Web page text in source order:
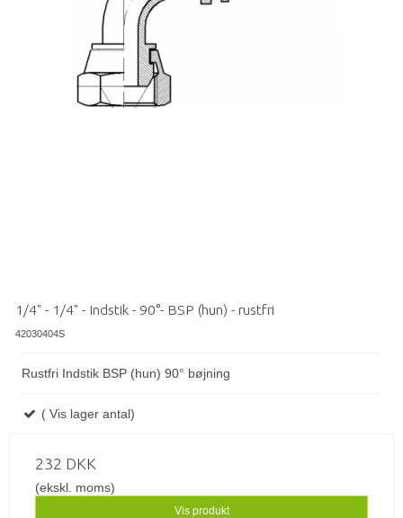
1/4" - 1/4" - Indstik - 90°- BSP (hun) - rustfri
42030404S
Rustfri Indstik BSP (hun) 90° bøjning
( Vis lager antal)
232 DKK
(ekskl. moms)
Vis produkt